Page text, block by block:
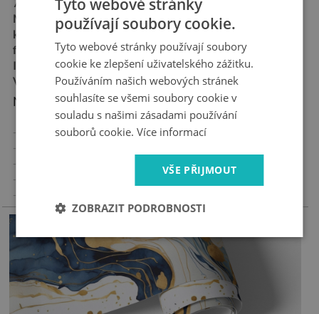
70x190 cm
Materiál:matná samolepicí
kanálková fólie "bubble
free"
Ideální pro alergiky
Vysoká odolnost proti oděru
Nejdůležitější vlastnosti produktu:
- Vysoce kvalitní samolepicí nálepka
- Žádné vzduchové bubliny při správné aplikaci
- Tovární záruka
- Rychlá doba dodání
-
Tyto webové stránky
používají soubory cookie.
Tyto webové stránky používají soubory
cookie ke zlepšení uživatelského zážitku.
Používáním našich webových stránek
souhlasíte se všemi soubory cookie v
souladu s našimi zásadami používání
souborů cookie.Více informací
VŠE PŘIJMOUT
ZOBRAZIT PODROBNOSTI